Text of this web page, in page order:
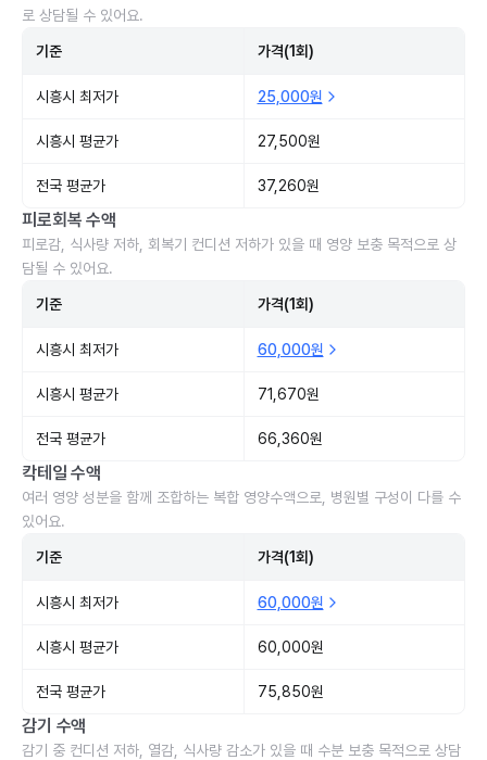
로 상담될 수 있어요.
기준 가격(1회)
시흥시 최저가 25,000원
시흥시 평균가 27,500원
전국 평균가 37,260원
피로회복 수액
피로감, 식사량 저하, 회복기 컨디션 저하가 있을 때 영양 보충 목적으로 상
담될 수 있어요.
기준 가격(1회)
시흥시 최저가 60,000원
시흥시 평균가 71,670원
전국 평균가 66,360원
칵테일 수액
여러 영양 성분을 함께 조합하는 복합 영양수액으로, 병원별 구성이 다를 수
있어요.
기준 가격(1회)
시흥시 최저가 60,000원
시흥시 평균가 60,000원
전국 평균가 75,850원
감기 수액
감기 중 컨디션 저하, 열감, 식사량 감소가 있을 때 수분 보충 목적으로 상담